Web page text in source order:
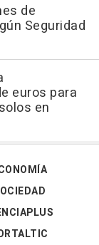
de
Seguridad
euros para
en